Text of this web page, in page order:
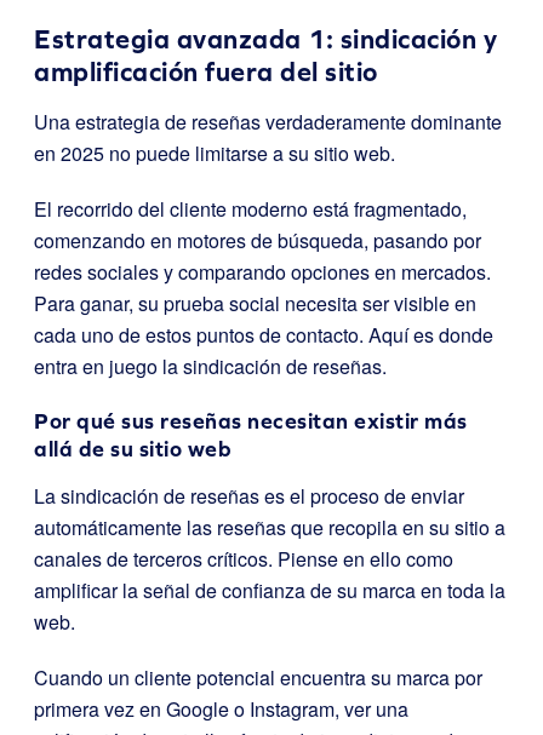
Estrategia avanzada 1: sindicación y
amplificación fuera del sitio
Una estrategia de reseñas verdaderamente dominante
en 2025 no puede limitarse a su sitio web.
El recorrido del cliente moderno está fragmentado,
comenzando en motores de búsqueda, pasando por
redes sociales y comparando opciones en mercados.
Para ganar, su prueba social necesita ser visible en
cada uno de estos puntos de contacto. Aquí es donde
entra en juego la sindicación de reseñas.
Por qué sus reseñas necesitan existir más
allá de su sitio web
La sindicación de reseñas es el proceso de enviar
automáticamente las reseñas que recopila en su sitio a
canales de terceros críticos. Piense en ello como
amplificar la señal de confianza de su marca en toda la
web.
Cuando un cliente potencial encuentra su marca por
primera vez en Google o Instagram, ver una